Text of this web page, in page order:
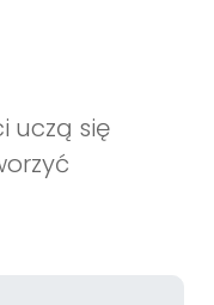
uczą się